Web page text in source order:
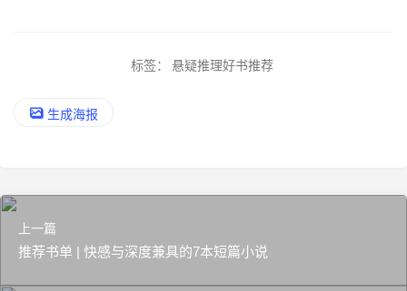
标签： 悬疑推理好书推荐
生成海报
上一篇
推荐书单 | 快感与深度兼具的7本短篇小说